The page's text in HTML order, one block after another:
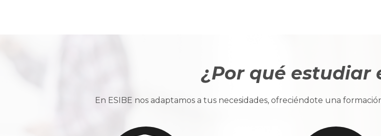
¿Por qué estudiar
En ESIBE nos adaptamos a tus necesidades, ofreciéndote una